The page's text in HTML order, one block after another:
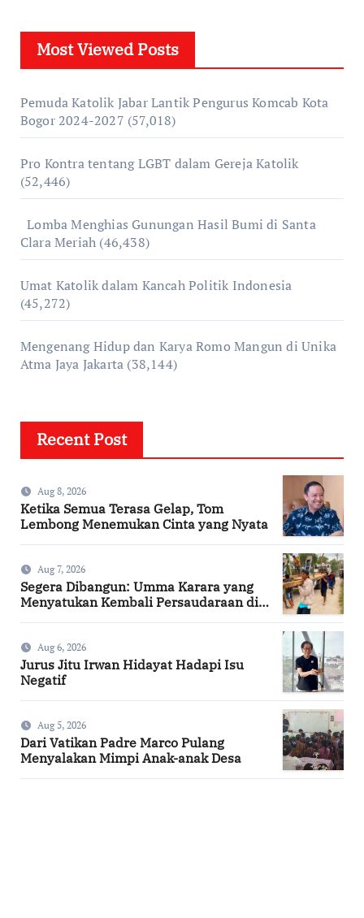
Most Viewed Posts
Pemuda Katolik Jabar Lantik Pengurus Komcab Kota
Bogor 2024-2027 (57,018)
Pro Kontra tentang LGBT dalam Gereja Katolik
(52,446)
Lomba Menghias Gunungan Hasil Bumi di Santa
Clara Meriah (46,438)
Umat Katolik dalam Kancah Politik Indonesia
(45,272)
Mengenang Hidup dan Karya Romo Mangun di Unika
Atma Jaya Jakarta (38,144)
Recent Post
Aug 8, 2026
Ketika Semua Terasa Gelap, Tom
Lembong Menemukan Cinta yang Nyata
Aug 7, 2026
Segera Dibangun: Umma Karara yang
Menyatukan Kembali Persaudaraan di
Aug 6, 2026
Jurus Jitu Irwan Hidayat Hadapi Isu
Negatif
Aug 5, 2026
Dari Vatikan Padre Marco Pulang
Menyalakan Mimpi Anak-anak Desa